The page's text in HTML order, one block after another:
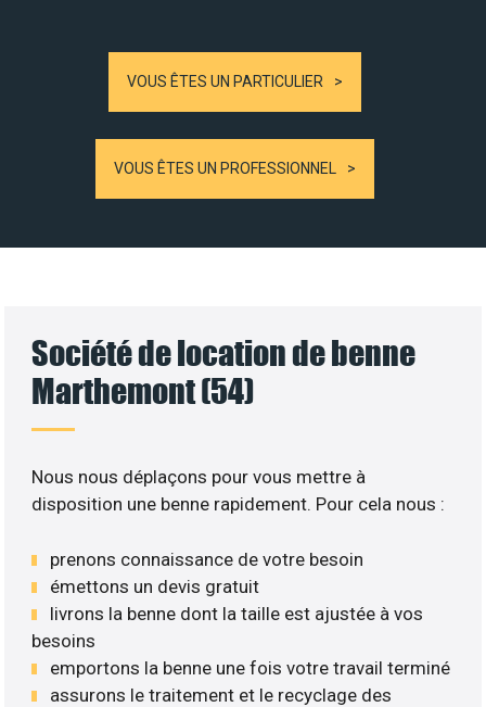
VOUS ÊTES UN PARTICULIER
VOUS ÊTES UN PROFESSIONNEL
Société de location de benne
Marthemont (54)
Nous nous déplaçons pour vous mettre à
disposition une benne rapidement. Pour cela nous :
prenons connaissance de votre besoin
émettons un devis gratuit
livrons la benne dont la taille est ajustée à vos
besoins
emportons la benne une fois votre travail terminé
assurons le traitement et le recyclage des